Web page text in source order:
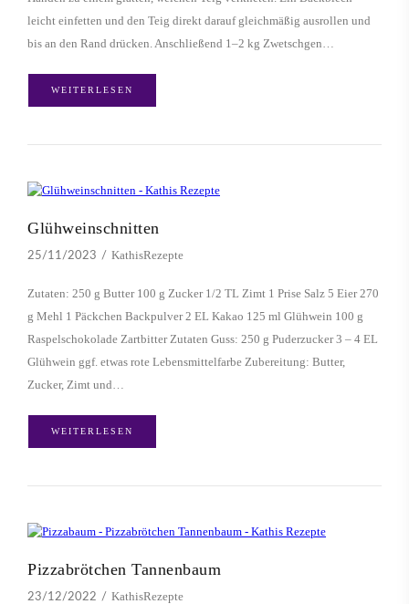
leicht einfetten und den Teig direkt darauf gleichmäßig ausrollen und
bis an den Rand drücken. Anschließend 1–2 kg Zwetschgen…
WEITERLESEN
Glühweinschnitten
25/11/2023 KathisRezepte
Zutaten: 250 g Butter 100 g Zucker 1/2 TL Zimt 1 Prise Salz 5 Eier 270
g Mehl 1 Päckchen Backpulver 2 EL Kakao 125 ml Glühwein 100 g
Raspelschokolade Zartbitter Zutaten Guss: 250 g Puderzucker 3 – 4 EL
Glühwein ggf. etwas rote Lebensmittelfarbe Zubereitung: Butter,
Zucker, Zimt und…
WEITERLESEN
Pizzabrötchen Tannenbaum
23/12/2022 KathisRezepte